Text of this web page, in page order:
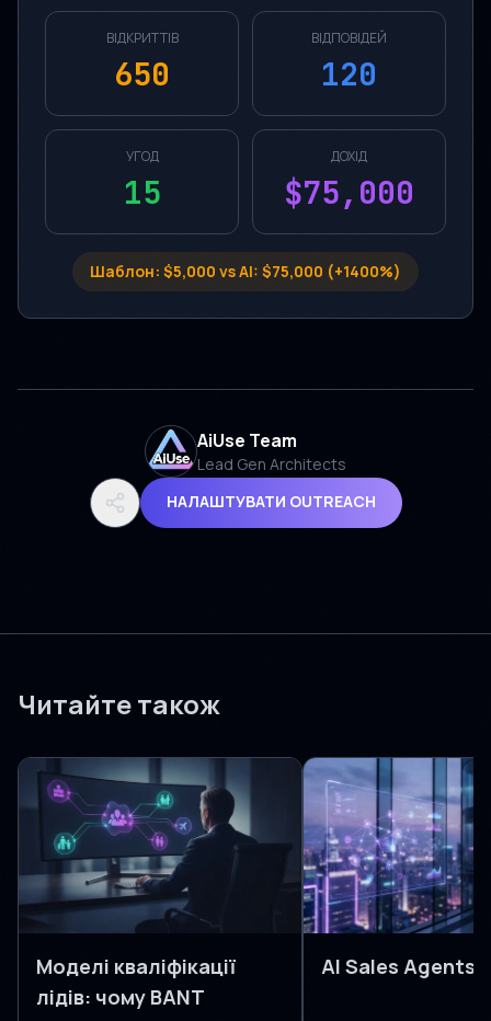
ВІДКРИТТІВ
650
ВІДПОВІДЕЙ
120
УГОД
15
ДОХІД
$75,000
Шаблон: $5,000 vs AI: $75,000 (+1400%)
AiUse Team
Lead Gen Architects
НАЛАШТУВАТИ OUTREACH
Читайте також
Моделі кваліфікації
лідів: чому BANT
AI Sales Agents